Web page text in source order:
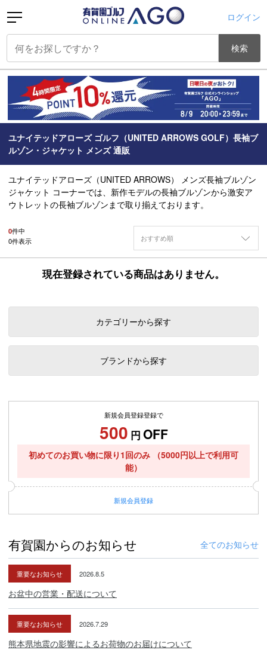
ログイン
検索
ユナイテッドアローズ ゴルフ（UNITED ARROWS GOLF）長袖ブ
ルゾン・ジャケット メンズ 通販
ユナイテッドアローズ（UNITED ARROWS） メンズ長袖ブルゾン
ジャケット コーナーでは、新作モデルの長袖ブルゾンから激安ア
ウトレットの長袖ブルゾンまで取り揃えております。
0件中
0件表示 おすすめ順
現在登録されている商品はありません。
カテゴリーから探す
ブランドから探す
新規会員登録登録で
500 円 OFF
初めてのお買い物に限り1回のみ
（5000円以上で利用可
能）
新規会員登録
有賀園からのお知らせ 全てのお知らせ
重要なお知らせ 2026.8.5
お盆中の営業・配送について
重要なお知らせ 2026.7.29
熊本県地震の影響によるお荷物のお届けについて